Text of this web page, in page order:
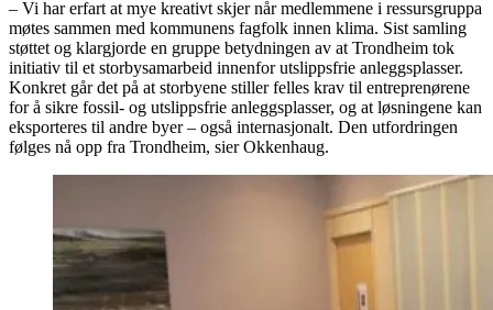
– Vi har erfart at mye kreativt skjer når medlemmene i ressursgruppa
møtes sammen med kommunens fagfolk innen klima. Sist samling
støttet og klargjorde en gruppe betydningen av at Trondheim tok
initiativ til et storbysamarbeid innenfor utslippsfrie anleggsplasser.
Konkret går det på at storbyene stiller felles krav til entreprenørene
for å sikre fossil- og utslippsfrie anleggsplasser, og at løsningene kan
eksporteres til andre byer – også internasjonalt. Den utfordringen
følges nå opp fra Trondheim, sier Okkenhaug.